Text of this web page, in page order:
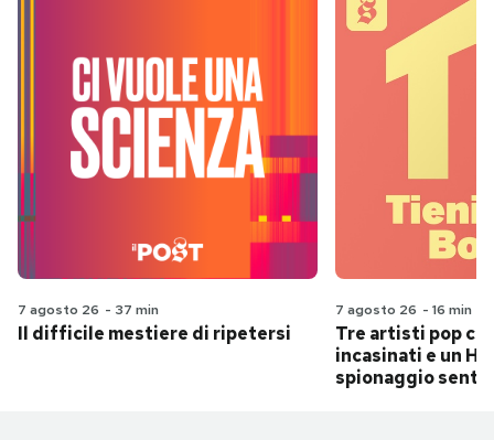
7 agosto 26 - 37 min
Il difficile mestiere di ripetersi
7 agosto 26 - 16 min
Tre artisti pop
incasinati e un
spionaggio